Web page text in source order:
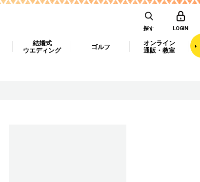
探す LOGIN
結婚式
ウエディング
ゴルフ
オンライン
通販・教室